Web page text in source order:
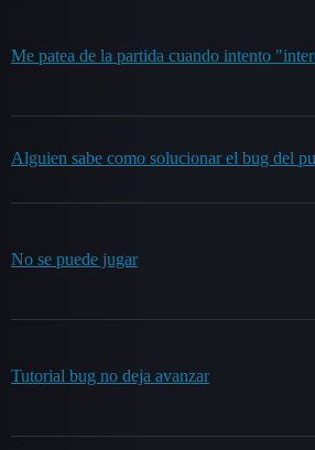
Me patea de la partida cuando intento
Alguien sabe como solucionar el bug del
No se puede jugar
Tutorial bug no deja avanzar